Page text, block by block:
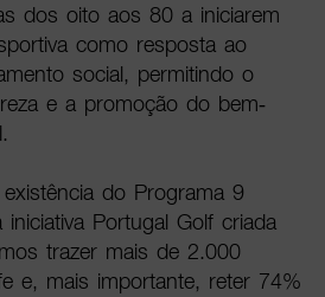
dos oito aos 80 a iniciarem
como resposta ao
social, permitindo o
e a promoção do bem-
do Programa 9
Portugal Golf criada
trazer mais de 2.000
e, mais importante, reter 74%